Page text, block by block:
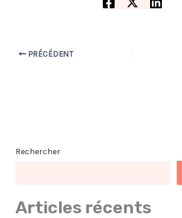
PRÉCÉDENT
Rechercher
Articles récents